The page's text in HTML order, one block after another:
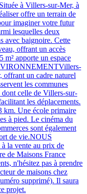
à Villers-sur-Mer, à
offre un terrain de
imaginer votre futur
lesquelles deux
avec baignoire. Cette
offrant un accès
m² apporte un espace
offrant un cadre naturel
les communes
dont celle de Villers-sur-
les déplacements.
km. Une école primaire
à pied. Le cinéma du
sont également
de vie.NOUS
la vente au prix de
de Maisons France
n'hésitez pas à prendre
de maisons chez
supprimé). Il saura
projet.